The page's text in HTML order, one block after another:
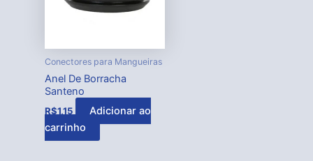
Conectores para Mangueiras
Anel De Borracha
Santeno
R$1,15
Adicionar ao
carrinho